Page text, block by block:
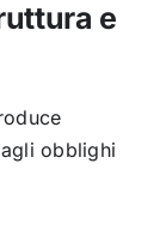
e
obblighi